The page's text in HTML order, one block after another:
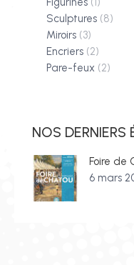
Sculptures (8)
Miroirs (3)
Encriers (2)
Pare-feux (2)
NOS DERNIERS
Foire de
6 mars